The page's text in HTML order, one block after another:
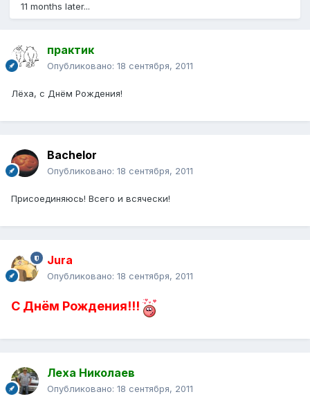
11 months later...
практик
Опубликовано: 18 сентября, 2011
Лёха, с Днём Рождения!
Bachelor
Опубликовано: 18 сентября, 2011
Присоединяюсь! Всего и всячески!
Jura
Опубликовано: 18 сентября, 2011
С Днём Рождения!!!
Леха Николаев
Опубликовано: 18 сентября, 2011